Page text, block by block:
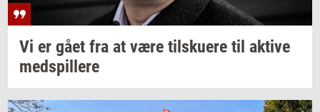
Vi er gået fra at være til­sku­e­re til ak­ti­ve
med­spil­le­re